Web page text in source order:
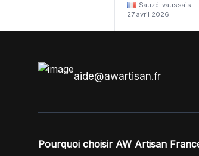
il était évident que
même langue mais
anglais.
Sauzé-vaussais
27 avril 2026
aide@awartisan.fr
Pourquoi choisir AW Artisan